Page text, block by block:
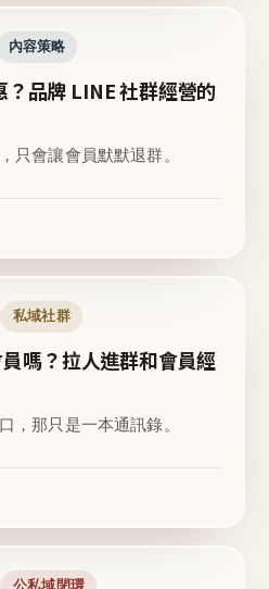
內容策略
品牌 LINE 社群經營的
只會讓會員默默退群。
私域社群
嗎？拉人進群和會員經
，那只是一本通訊錄。